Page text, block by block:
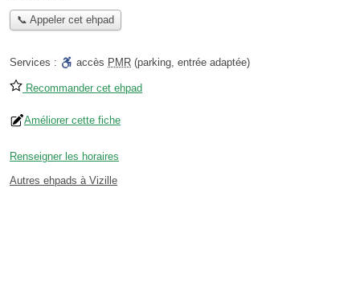
📞 Appeler cet ehpad
Services : accès PMR (parking, entrée adaptée)
Recommander cet ehpad
Améliorer cette fiche
Renseigner les horaires
Autres ehpads à Vizille